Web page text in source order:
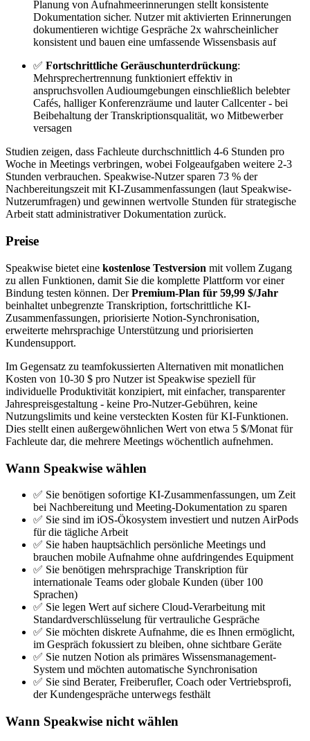
Planung von Aufnahmeerinnerungen stellt konsistente
Dokumentation sicher. Nutzer mit aktivierten Erinnerungen
dokumentieren wichtige Gespräche 2x wahrscheinlicher
konsistent und bauen eine umfassende Wissensbasis auf
✅ Fortschrittliche Geräuschunterdrückung:
Mehrsprechertrennung funktioniert effektiv in
anspruchsvollen Audioumgebungen einschließlich belebter
Cafés, halliger Konferenzräume und lauter Callcenter - bei
Beibehaltung der Transkriptionsqualität, wo Mitbewerber
versagen
Studien zeigen, dass Fachleute durchschnittlich 4-6 Stunden pro
Woche in Meetings verbringen, wobei Folgeaufgaben weitere 2-3
Stunden verbrauchen. Speakwise-Nutzer sparen 73 % der
Nachbereitungszeit mit KI-Zusammenfassungen (laut Speakwise-
Nutzerumfragen) und gewinnen wertvolle Stunden für strategische
Arbeit statt administrativer Dokumentation zurück.
Preise
Speakwise bietet eine kostenlose Testversion mit vollem Zugang
zu allen Funktionen, damit Sie die komplette Plattform vor einer
Bindung testen können. DerPremium-Plan für 59,99 $/Jahr
beinhaltet unbegrenzte Transkription, fortschrittliche KI-
Zusammenfassungen, priorisierte Notion-Synchronisation,
erweiterte mehrsprachige Unterstützung und priorisierten
Kundensupport.
Im Gegensatz zu teamfokussierten Alternativen mit monatlichen
Kosten von 10-30 $ pro Nutzer ist Speakwise speziell für
individuelle Produktivität konzipiert, mit einfacher, transparenter
Jahrespreisgestaltung - keine Pro-Nutzer-Gebühren, keine
Nutzungslimits und keine versteckten Kosten für KI-Funktionen.
Dies stellt einen außergewöhnlichen Wert von etwa 5 $/Monat für
Fachleute dar, die mehrere Meetings wöchentlich aufnehmen.
Wann Speakwise wählen
✅ Sie benötigen sofortige KI-Zusammenfassungen, um Zeit
bei Nachbereitung und Meeting-Dokumentation zu sparen
✅ Sie sind im iOS-Ökosystem investiert und nutzen AirPods
für die tägliche Arbeit
✅ Sie haben hauptsächlich persönliche Meetings und
brauchen mobile Aufnahme ohne aufdringendes Equipment
✅ Sie benötigen mehrsprachige Transkription für
internationale Teams oder globale Kunden (über 100
Sprachen)
✅ Sie legen Wert auf sichere Cloud-Verarbeitung mit
Standardverschlüsselung für vertrauliche Gespräche
✅ Sie möchten diskrete Aufnahme, die es Ihnen ermöglicht,
im Gespräch fokussiert zu bleiben, ohne sichtbare Geräte
✅ Sie nutzen Notion als primäres Wissensmanagement-
System und möchten automatische Synchronisation
✅ Sie sind Berater, Freiberufler, Coach oder Vertriebsprofi,
der Kundengespräche unterwegs festhält
Wann Speakwise nicht wählen